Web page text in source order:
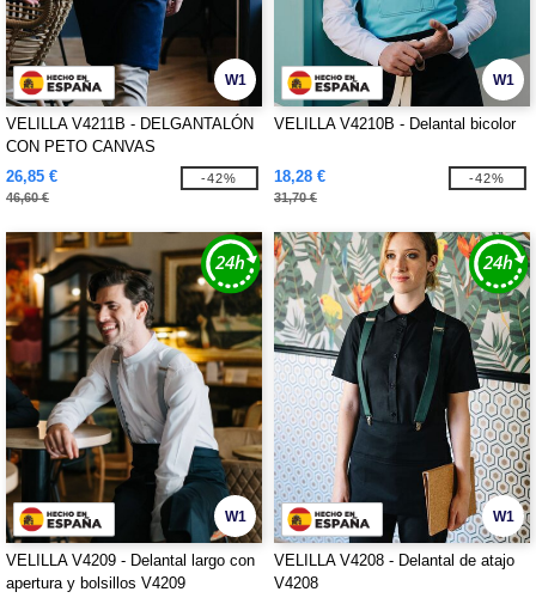
W1
VELILLA V4211B - DELGANTALÓN
CON PETO CANVAS
26,85 €
46,60 €
-42%
W1
VELILLA V4210B - Delantal bicolor
18,28 €
31,70 €
-42%
W1
VELILLA V4209 - Delantal largo con
apertura y bolsillos V4209
W1
VELILLA V4208 - Delantal de atajo
V4208